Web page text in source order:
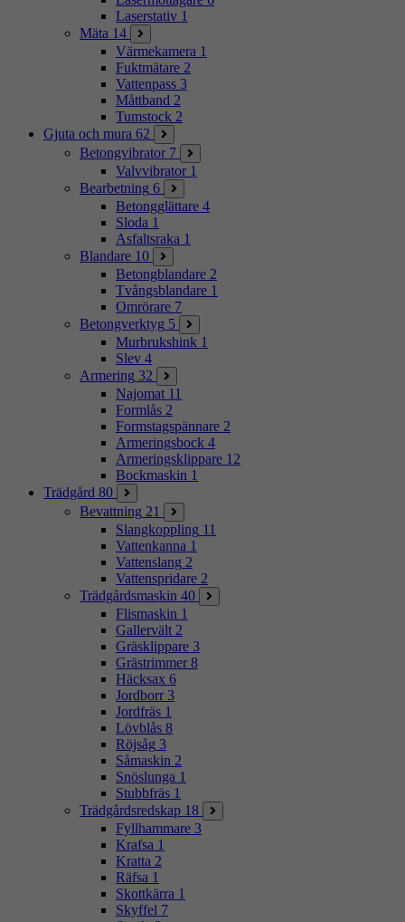
Laserstativ 1
Mäta 14
Värmekamera 1
Fuktmätare 2
Vattenpass 3
Måttband 2
Tumstock 2
Gjuta och mura 62
Betongvibrator 7
Valvvibrator 1
Bearbetning 6
Betongglättare 4
Sloda 1
Asfaltsraka 1
Blandare 10
Betongblandare 2
Tvångsblandare 1
Omrörare 7
Betongverktyg 5
Murbrukshink 1
Slev 4
Armering 32
Najomat 11
Formlås 2
Formstagspännare 2
Armeringsbock 4
Armeringsklippare 12
Bockmaskin 1
Trädgård 80
Bevattning 21
Slangkoppling 11
Vattenkanna 1
Vattenslang 2
Vattenspridare 2
Trädgårdsmaskin 40
Flismaskin 1
Gallervält 2
Gräsklippare 3
Grästrimmer 8
Häcksax 6
Jordborr 3
Jordfräs 1
Lövblås 8
Röjsåg 3
Såmaskin 2
Snöslunga 1
Stubbfräs 1
Trädgårdsredskap 18
Fyllhammare 3
Krafsa 1
Kratta 2
Räfsa 1
Skottkärra 1
Skyffel 7